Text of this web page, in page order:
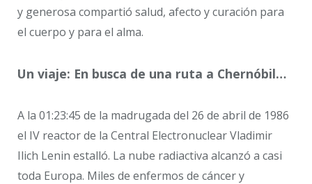
y generosa compartió salud, afecto y curación para
el cuerpo y para el alma.
Un viaje: En busca de una ruta a Chernóbil…
A la 01:23:45 de la madrugada del 26 de abril de 1986
el IV reactor de la Central Electronuclear Vladimir
Ilich Lenin estalló. La nube radiactiva alcanzó a casi
toda Europa. Miles de enfermos de cáncer y